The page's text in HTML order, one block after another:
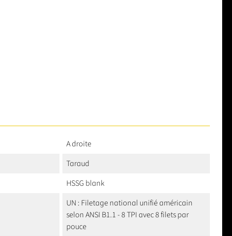
A droite
Taraud
HSSG blank
UN : Filetage national unifié américain
selon ANSI B1.1 - 8 TPI avec 8 filets par
pouce